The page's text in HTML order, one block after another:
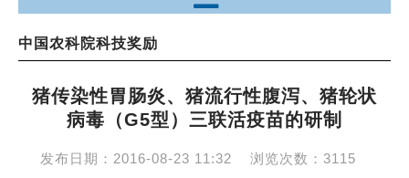
中国农科院科技奖励
猪传染性胃肠炎、猪流行性腹泻、猪轮状
病毒（G5型）三联活疫苗的研制
发布日期： 2016-08-23 11:32 浏览次数： 3115